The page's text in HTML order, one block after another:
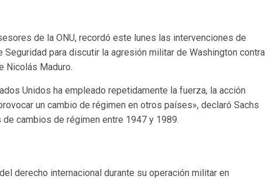
de la ONU, recordó este lunes las intervenciones de
Seguridad para discutir la agresión militar de Washington contra
Nicolás Maduro.
Unidos ha empleado repetidamente la fuerza, la acción
un cambio de régimen en otros países», declaró Sachs
cambios de régimen entre 1947 y 1989.
derecho internacional durante su operación militar en